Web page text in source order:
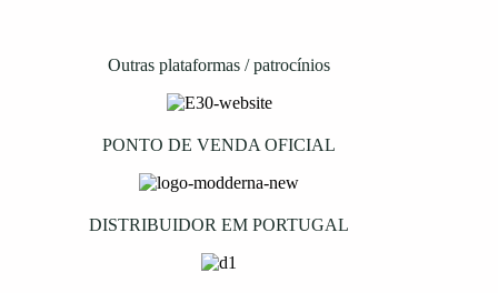
Outras plataformas / patrocínios
PONTO DE VENDA OFICIAL
DISTRIBUIDOR EM PORTUGAL